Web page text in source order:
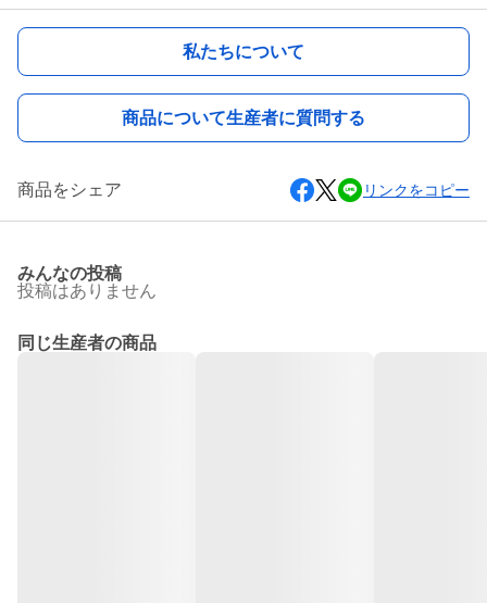
私たちについて
商品について生産者に質問する
商品をシェア リンクをコピー
みんなの投稿
投稿はありません
同じ生産者の商品